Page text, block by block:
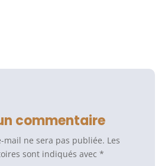
commentaire
mail ne sera pas publiée. Les
sont indiqués avec*